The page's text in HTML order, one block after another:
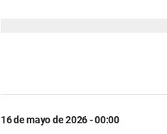
16 de mayo de 2026 - 00:00